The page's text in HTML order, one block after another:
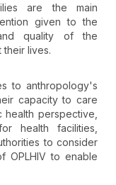
are the main
given to the
quality of the
their lives.
to anthropology's
capacity to care
perspective,
health facilities,
to consider
OPLHIV to enable